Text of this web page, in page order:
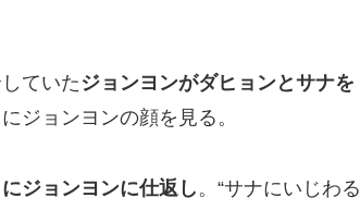
ていた ジョンヨンがダヒョンとサナを
ジョンヨンの顔を見る。
ジョンヨンに仕返し 。“サナにいじわる